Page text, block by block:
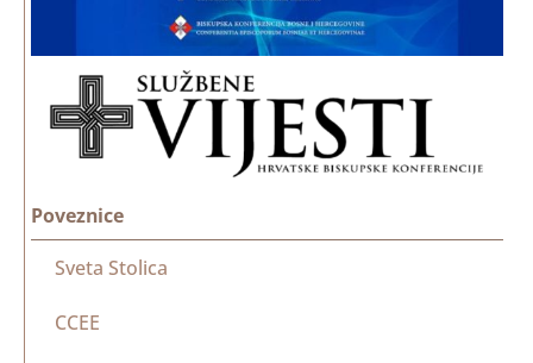
Poveznice
Sveta Stolica
CCEE